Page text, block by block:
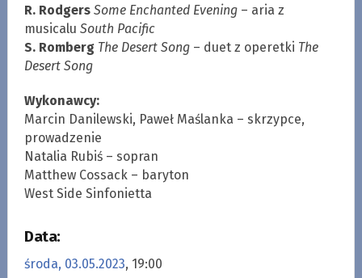
R. Rodgers Some Enchanted Evening– aria z
musicalu South Pacific
S. Romberg The Desert Song– duet z operetki The
Desert Song
Wykonawcy:
Marcin Danilewski, Paweł Maślanka – skrzypce,
prowadzenie
Natalia Rubiś – sopran
Matthew Cossack – baryton
West Side Sinfonietta
Data:
środa, 03.05.2023, 19:00